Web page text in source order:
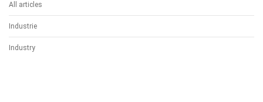
All articles
Industrie
Industry